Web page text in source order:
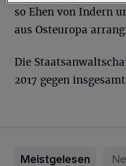
so Ehen von Indern
aus Osteuropa
Die
2017 gegen
Meistgelesen